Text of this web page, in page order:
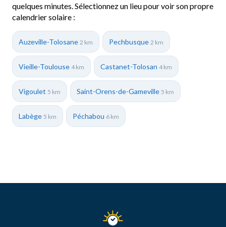
quelques minutes. Sélectionnez un lieu pour voir son propre
calendrier solaire :
Auzeville-Tolosane 2 km Pechbusque 2 km
Vieille-Toulouse 4 km Castanet-Tolosan 4 km
Vigoulet 5 km Saint-Orens-de-Gameville 5 km
Labège 5 km Péchabou 6 km